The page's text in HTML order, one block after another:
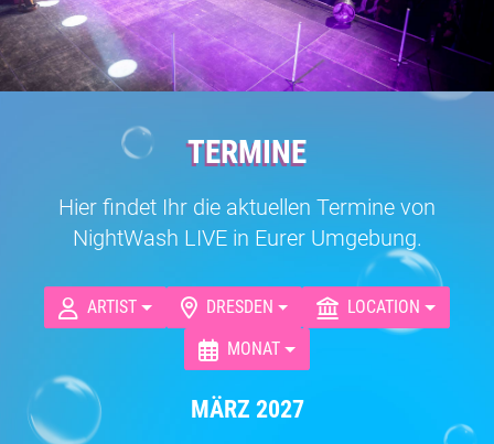
TERMINE
Hier findet Ihr die aktuellen Termine von
NightWash LIVE in Eurer Umgebung.
ARTIST DRESDEN
LOCATION
MONAT
MÄRZ 2027